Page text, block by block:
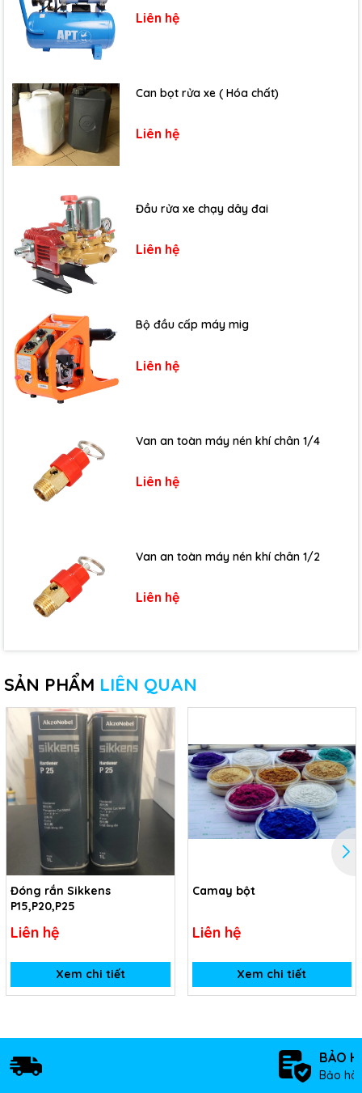
Liên hệ
Can bọt rửa xe ( Hóa chất)
Liên hệ
Đầu rửa xe chạy dây đai
Liên hệ
Bộ đầu cấp máy mig
Liên hệ
Van an toàn máy nén khí chân 1/4
Liên hệ
Van an toàn máy nén khí chân 1/2
Liên hệ
SẢN PHẨM LIÊN QUAN
Đóng rắn Sikkens
P15,P20,P25
Liên hệ
Xem chi tiết
Camay bột
Liên hệ
Xem chi tiết
BẢO
Bảo